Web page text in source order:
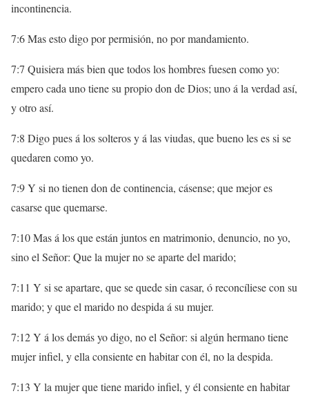
incontinencia.
7:6 Mas esto digo por permisión, no por mandamiento.
7:7 Quisiera más bien que todos los hombres fuesen como yo:
empero cada uno tiene su propio don de Dios; uno á la verdad así,
y otro así.
7:8 Digo pues á los solteros y á las viudas, que bueno les es si se
quedaren como yo.
7:9 Y si no tienen don de continencia, cásense; que mejor es
casarse que quemarse.
7:10 Mas á los que están juntos en matrimonio, denuncio, no yo,
sino el Señor: Que la mujer no se aparte del marido;
7:11 Y si se apartare, que se quede sin casar, ó reconcíliese con su
marido; y que el marido no despida á su mujer.
7:12 Y á los demás yo digo, no el Señor: si algún hermano tiene
mujer infiel, y ella consiente en habitar con él, no la despida.
7:13 Y la mujer que tiene marido infiel, y él consiente en habitar